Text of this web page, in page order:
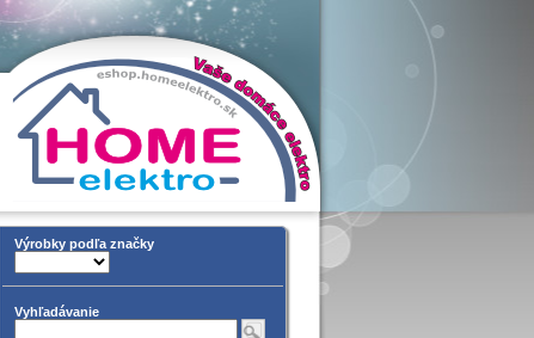
Výrobky podľa značky
Vyhľadávanie